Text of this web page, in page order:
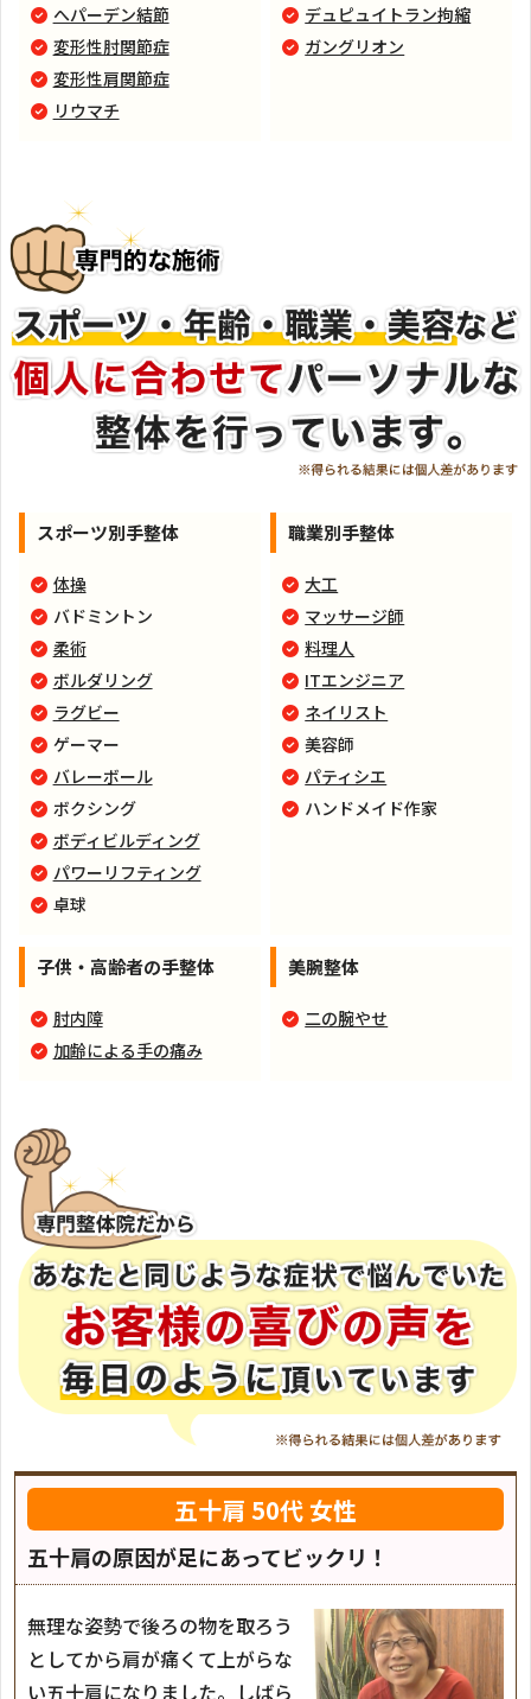
へパーデン結節
変形性肘関節症
変形性肩関節症
リウマチ
デュピュイトラン拘縮
ガングリオン
スポーツ別手整体
体操
バドミントン
柔術
ボルダリング
ラグビー
ゲーマー
バレーボール
ボクシング
ボディビルディング
パワーリフティング
卓球
職業別手整体
大工
マッサージ師
料理人
ITエンジニア
ネイリスト
美容師
パティシエ
ハンドメイド作家
子供・高齢者の手整体
肘内障
加齢による手の痛み
美腕整体
二の腕やせ
五十肩 50代 女性
五十肩の原因が足にあってビックリ！
無理な姿勢で後ろの物を取ろう
としてから肩が痛くて上がらな
い五十肩になりました。しばら